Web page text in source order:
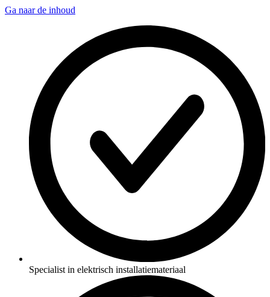
Ga naar de inhoud
Specialist in elektrisch installatiemateriaal